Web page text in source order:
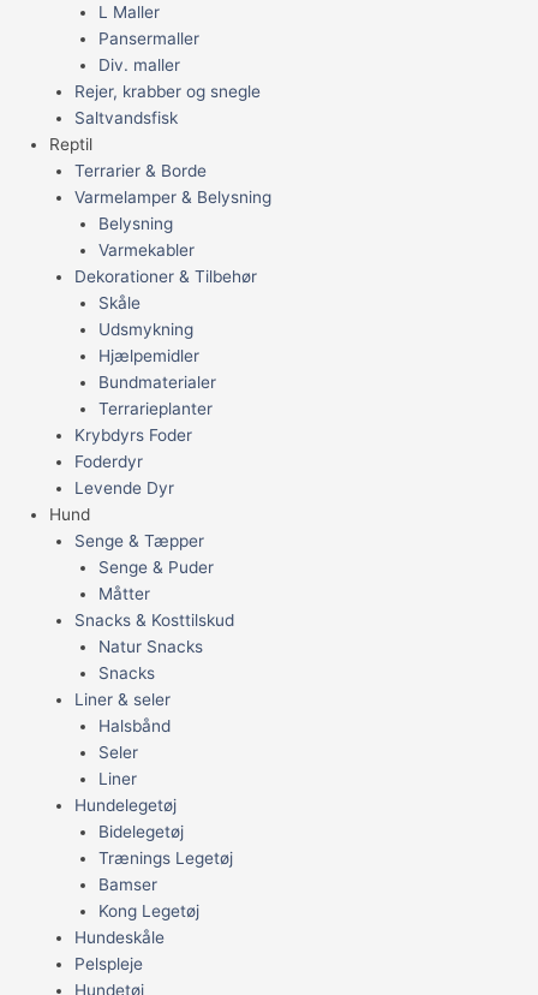
L Maller
Pansermaller
Div. maller
Rejer, krabber og snegle
Saltvandsfisk
Reptil
Terrarier & Borde
Varmelamper & Belysning
Belysning
Varmekabler
Dekorationer & Tilbehør
Skåle
Udsmykning
Hjælpemidler
Bundmaterialer
Terrarieplanter
Krybdyrs Foder
Foderdyr
Levende Dyr
Hund
Senge & Tæpper
Senge & Puder
Måtter
Snacks & Kosttilskud
Natur Snacks
Snacks
Liner & seler
Halsbånd
Seler
Liner
Hundelegetøj
Bidelegetøj
Trænings Legetøj
Bamser
Kong Legetøj
Hundeskåle
Pelspleje
Hundetøj